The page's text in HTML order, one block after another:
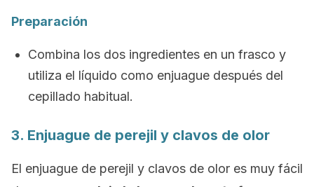
Preparación
Combina los dos ingredientes en un frasco y
utiliza el líquido como enjuague después del
cepillado habitual.
3. Enjuague de perejil y clavos de olor
El enjuague de perejil y clavos de olor es muy fácil